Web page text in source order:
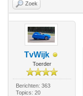
Zoek
TvWijk
Toerder
Berichten: 363
Topics: 20